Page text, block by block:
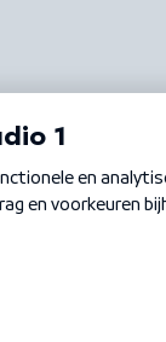
Privacybeleid